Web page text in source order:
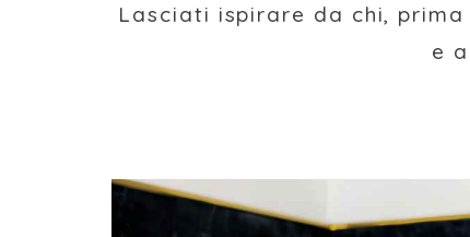
Lasciati ispirare da chi,
e